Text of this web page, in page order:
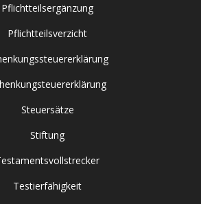
Pflichtteilsergänzung
Pflichtteilsverzicht
Steuersätze
Stiftung
Testierfähigkeit